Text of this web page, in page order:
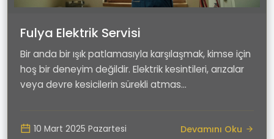
Fulya Elektrik Servisi
Bir anda bir ışık patlamasıyla karşılaşmak, kimse için
hoş bir deneyim değildir. Elektrik kesintileri, arızalar
veya devre kesicilerin sürekli atmas...
10 Mart 2025 Pazartesi Devamını Oku